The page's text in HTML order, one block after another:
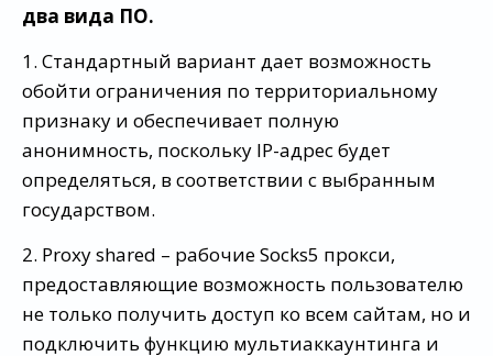
два вида ПО.
1. Стандартный вариант дает возможность
обойти ограничения по территориальному
признаку и обеспечивает полную
анонимность, поскольку IP-адрес будет
определяться, в соответствии с выбранным
государством.
2. Proxy shared – рабочие Socks5 прокси,
предоставляющие возможность пользователю
не только получить доступ ко всем сайтам, но и
подключить функцию мультиаккаунтинга и